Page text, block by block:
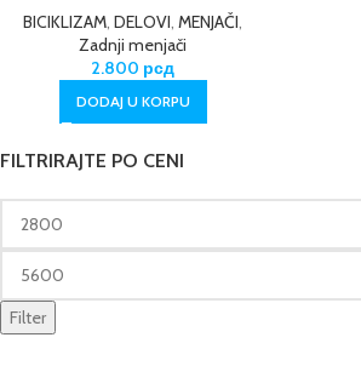
FILTRIRAJTE PO CENI
Filter
BICIKLIZAM, DELOVI, MENJAČI,
Zadnji menjači
2.800 рсд
DODAJ U KORPU